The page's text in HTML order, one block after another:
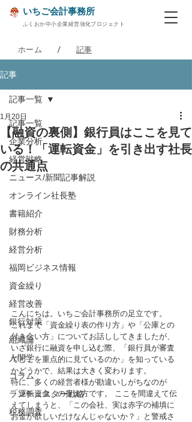
いちご会計事務所
ふくおか中小企業経営強化プロジェクト
ホーム / 記事
記事
記事一覧
企業分析
経営戦略
ニュース/新聞記事解説
オンライン社長塾
書籍紹介
財務分析
経営分析
福岡ビジネス情報
資金繰り
経営改善
銀行対策
組織論
人間学
コラム
ランチェスター戦略
税務調査
記事一覧
【融資の裏側】銀行員はここを見て
いる！「運転資金」を引き出す社長
の共通点
1月20日
こんにちは。いちご会計事務所の足立です。
これまで「資金繰り表の作り方」や「公庫との
付き合い方」についてお話ししてきましたが、
いざ銀行に融資を申し込む際、「銀行員が審査
でどこを重点的に見ているのか」を知っている
かどうかで、結果は大きく変わります。
特に、多くの経営者様が勘違いしがちなのが
「運転資金」の捉え方です。 ここを間違えて伝
えてしまうと、「この会社、実は赤字の補填に
お金が欲しいだけなんじゃないか？」と警戒さ